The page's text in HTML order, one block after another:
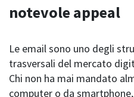
notevole appeal
Le email sono uno degli
trasversali del mercato
Chi non ha mai mandato
computer o da